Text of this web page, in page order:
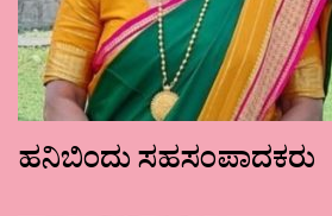
ಹನಿಬಿಂದು ಸಹಸಂಪಾದಕರು